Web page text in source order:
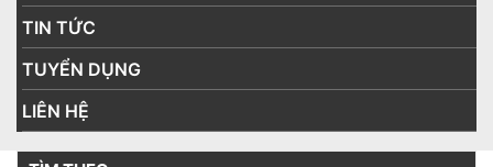
TIN TỨC
TUYỂN DỤNG
LIÊN HỆ